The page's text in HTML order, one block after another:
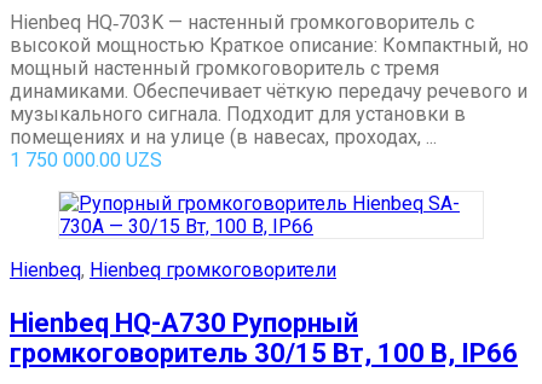
Hienbeq HQ‑703K — настенный громкоговоритель с
высокой мощностью Краткое описание: Компактный, но
мощный настенный громкоговоритель с тремя
динамиками. Обеспечивает чёткую передачу речевого и
музыкального сигнала. Подходит для установки в
помещениях и на улице (в навесах, проходах, ...
1 750 000.00 UZS
Hienbeq, Hienbeq громкоговорители
Hienbeq HQ-A730 Рупорный
громкоговоритель 30/15 Вт, 100 В, IP66